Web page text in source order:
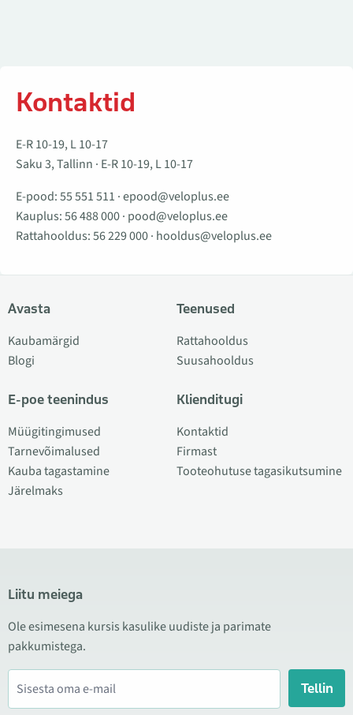
Kontaktid
E-R 10-19, L 10-17
Saku 3, Tallinn · E-R 10-19, L 10-17
E-pood:55 551 511 ·epood@veloplus.ee
Kauplus:56 488 000· pood@veloplus.ee
Rattahooldus:56 229 000· hooldus@veloplus.ee
Avasta
Kaubamärgid
Blogi
E-poe teenindus
Müügitingimused
Tarnevõimalused
Kauba tagastamine
Järelmaks
Teenused
Rattahooldus
Suusahooldus
Klienditugi
Kontaktid
Firmast
Tooteohutuse tagasikutsumine
Liitu meiega
Ole esimesena kursis kasulike uudiste ja parimate
pakkumistega.
Tellin